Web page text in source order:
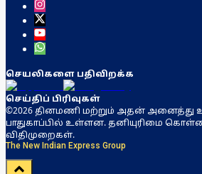
செயலிகளை பதிவிறக்க
செய்திப் பிரிவுகள்
©2026 தினமணி மற்றும் அதன் அனைத்து
பாதுகாப்பில் உள்ளன. தனியுரிமை
விதிமுறைகள்.
The New Indian Express Group